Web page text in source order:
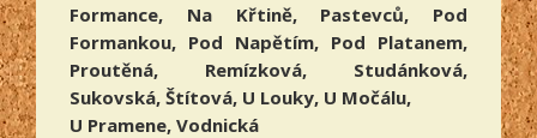
Formance, Na Křtině, Pastevců, Pod
Formankou, Pod Napětím, Pod Platanem,
Proutěná, Remízková, Studánková,
Sukovská, Štítová, U Louky, U Močálu,
U Pramene, Vodnická